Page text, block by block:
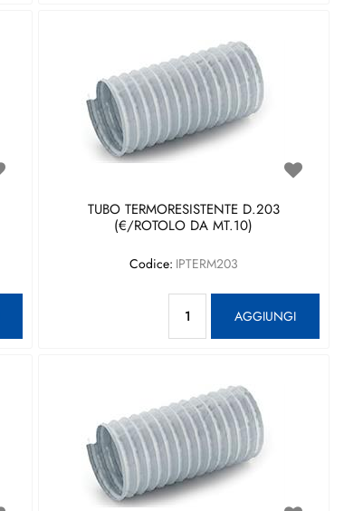
TUBO TERMORESISTENTE D.203
(€/ROTOLO DA MT.10)
Codice: IPTERM203
AGGIUNGI